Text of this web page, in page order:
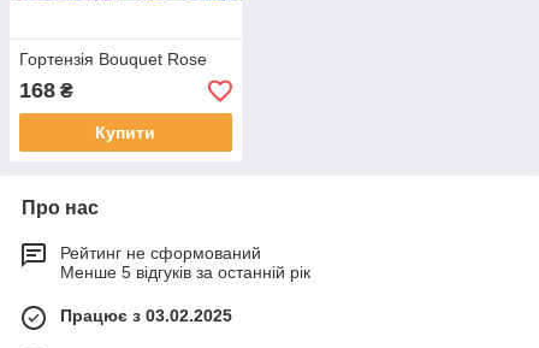
Гортензія Bouquet Rose
168 ₴
Купити
Про нас
Рейтинг не сформований
Менше 5 відгуків за останній рік
Працює з 03.02.2025